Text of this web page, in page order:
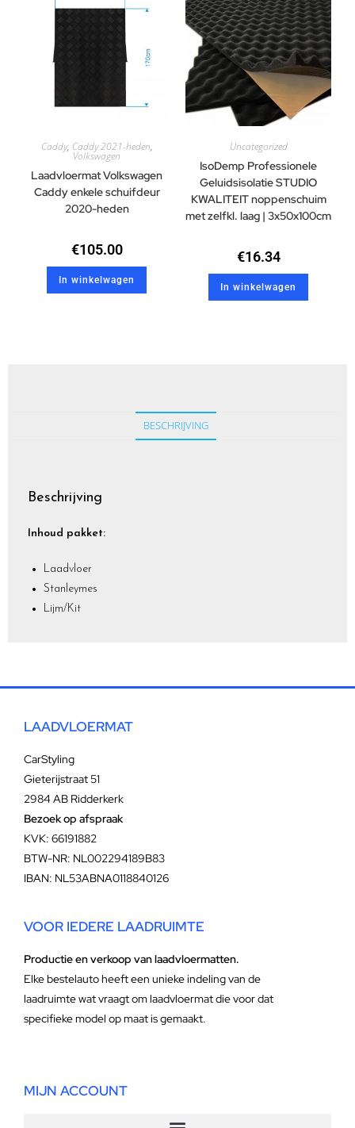
Caddy, Caddy 2021-heden,
Volkswagen
Laadvloermat Volkswagen
Caddy enkele schuifdeur
2020-heden
€105.00
In winkelwagen
Uncategorized
IsoDemp Professionele
Geluidsisolatie STUDIO
KWALITEIT noppenschuim
met zelfkl. laag | 3x50x100cm
€16.34
In winkelwagen
BESCHRIJVING
Beschrijving
Inhoud pakket:
Laadvloer
Stanleymes
Lijm/Kit
LAADVLOERMAT
CarStyling
Gieterijstraat 51
2984 AB Ridderkerk
Bezoek op afspraak
KVK: 66191882
BTW-NR: NL002294189B83
IBAN: NL53ABNA0118840126
VOOR IEDERE LAADRUIMTE
Productie en verkoop van laadvloermatten.
Elke bestelauto heeft een unieke indeling van de
laadruimte wat vraagt om laadvloermat die voor dat
specifieke model op maat is gemaakt.
MIJN ACCOUNT